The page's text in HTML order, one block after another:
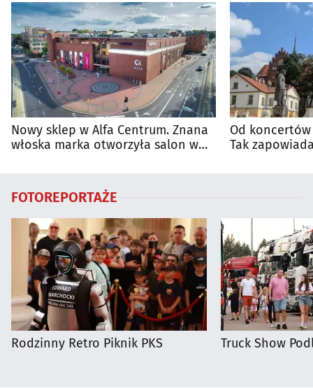
Nowy sklep w Alfa Centrum. Znana
włoska marka otworzyła salon w
Od
Tak
FOTOREPORTAŻE
Rodzinny Retro Piknik PKS Truck Show